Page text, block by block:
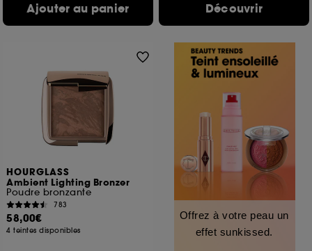
Ajouter au panier Découvrir
HOURGLASS
Ambient Lighting Bronzer
Poudre bronzante
783
58,00€
4 teintes disponibles
Offrez à votre peau un
effet sunkissed.